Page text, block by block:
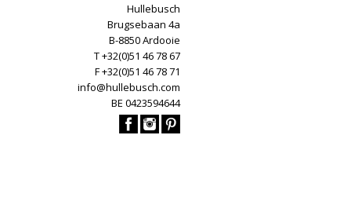
Hullebusch
Brugsebaan 4a
B-8850 Ardooie
T +32(0)51 46 78 67
F +32(0)51 46 78 71
info@hullebusch.com
BE 0423594644